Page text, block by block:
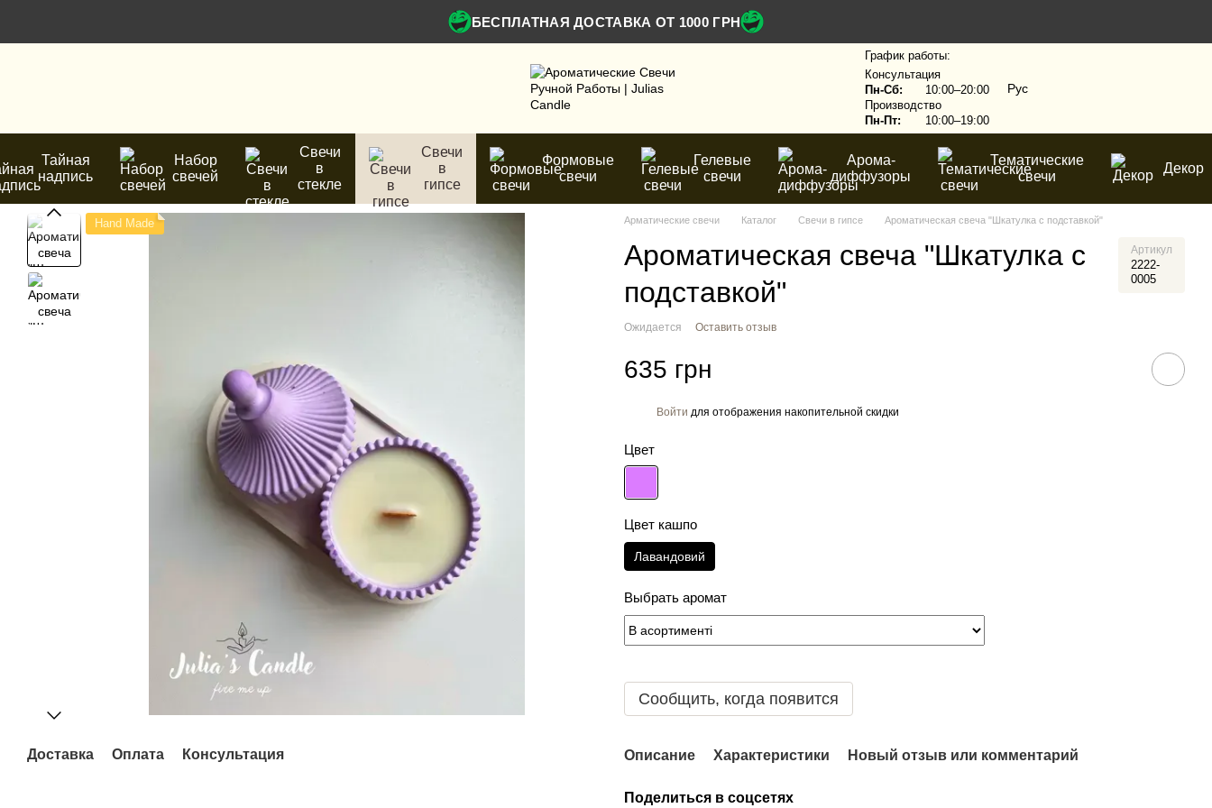
БЕСПЛАТНАЯ ДОСТАВКА ОТ 1000 ГРН
График работы:
Консультация
Пн-Сб:
10:00–20:00
Производство
Пн-Пт:
10:00–19:00
Рус
Тайная
надпись
Набор
свечей
Свечи
в
стекле
Свечи
в
гипсе
Формовые
свечи
Гелевые
свечи
Арома-
диффузоры
Тематические
свечи
Декор
Hand Made
Доставка Оплата Консультация
Арматические свечи Каталог Свечи в гипсе Ароматическая свеча "Шкатулка с подставкой"
Ароматическая свеча "Шкатулка с
подставкой"
Артикул
2222-
0005
Ожидается Оставить отзыв
635 грн
Войти для отображения накопительной скидки
Цвет
Цвет кашпо
Лавандовий
Выбрать аромат
Сообщить, когда появится
Описание Характеристики Новый отзыв или комментарий
Поделиться в соцсетях